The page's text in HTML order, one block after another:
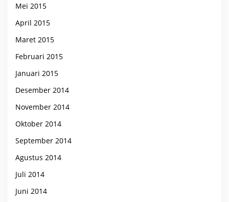
Mei 2015
April 2015
Maret 2015
Februari 2015
Januari 2015
Desember 2014
November 2014
Oktober 2014
September 2014
Agustus 2014
Juli 2014
Juni 2014